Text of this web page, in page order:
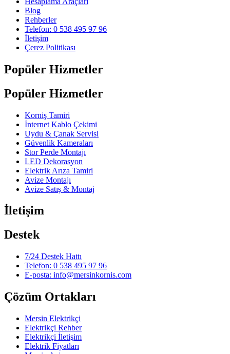
Blog
Rehberler
Telefon: 0 538 495 97 96
İletişim
Çerez Politikası
Popüler Hizmetler
Popüler Hizmetler
Korniş Tamiri
İnternet Kablo Çekimi
Uydu & Çanak Servisi
Güvenlik Kameraları
Stor Perde Montajı
LED Dekorasyon
Elektrik Arıza Tamiri
Avize Montajı
Avize Satış & Montaj
İletişim
Destek
7/24 Destek Hattı
Telefon: 0 538 495 97 96
E-posta: info@mersinkornis.com
Çözüm Ortakları
Mersin Elektrikçi
Elektrikçi Rehber
Elektrikçi İletişim
Elektrik Fiyatları